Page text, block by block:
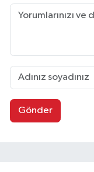
Gönder